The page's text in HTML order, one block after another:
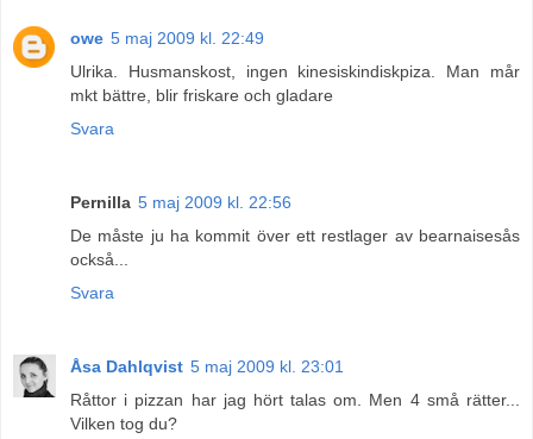
owe 5 maj 2009 kl. 22:49
Ulrika. Husmanskost, ingen kinesiskindiskpiza. Man mår
mkt bättre, blir friskare och gladare
Svara
Pernilla 5 maj 2009 kl. 22:56
De måste ju ha kommit över ett restlager av bearnaisesås
också...
Svara
Åsa Dahlqvist 5 maj 2009 kl. 23:01
Råttor i pizzan har jag hört talas om. Men 4 små rätter...
Vilken tog du?